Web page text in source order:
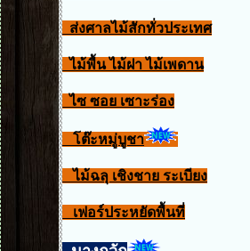
ส่งศาลไม้สักทั่วประเทศ
ไม้พื้น ไม้ฝา ไม้เพดาน
ไซ ซอย เซาะร่อง
โต๊ะหมู่บูชา
ไม้ฉลุ เชิงชาย ระเบียง
เฟอร์ประหยัดพื้นที่